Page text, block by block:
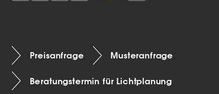
Preisanfrage Musteranfrage
Beratungstermin für Lichtplanung